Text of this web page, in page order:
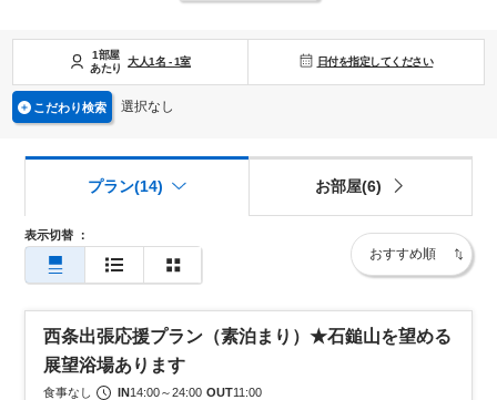
白を基調とした清潔感のあるお部屋。
寝心地の良いシモンズ社製ベッドとデュベタイプ羽毛布団、触り
心地バツグンの今治タオルを使用しています。
ミネラル豊富な人工温泉で、一日の疲れを癒してください。
『朝から元気なスタートを！』
毎日産直市から取り寄せた鮮度にこだわったサラダに、味噌汁は
ております。
豊富なメニューの朝食バイキングをお楽しみください。
1部屋
あたり
大人1名 -1室 日付を指定してください
こだわり検索 選択なし
表示切替 ：
プラン(14) お部屋(6)
西条出張応援プラン（素泊まり）★石鎚山を望める
展望浴場あります
食事なし IN14:00～24:00 OUT11:00